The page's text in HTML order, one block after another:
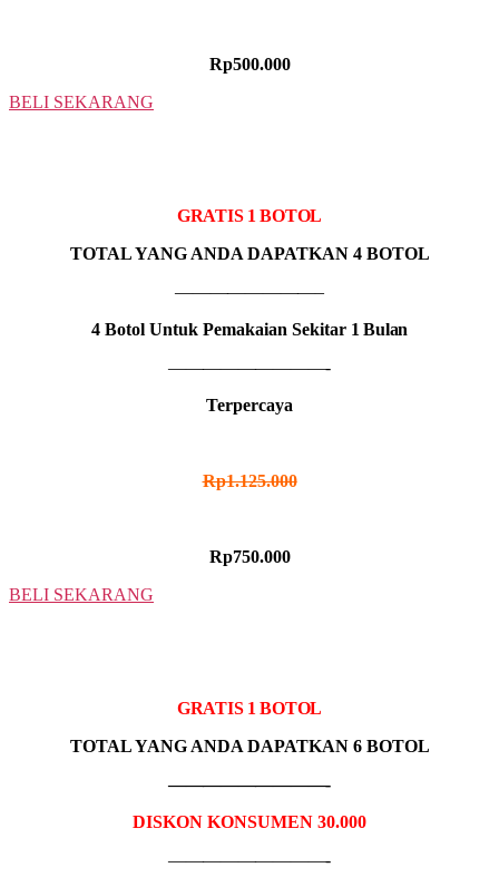
Rp500.000
BELI SEKARANG
GRATIS 1 BOTOL
TOTAL YANG ANDA DAPATKAN 4 BOTOL
————————–
4 Botol Untuk Pemakaian Sekitar 1 Bulan
—————————-
Terpercaya
Rp1.125.000
Rp750.000
BELI SEKARANG
GRATIS 1 BOTOL
TOTAL YANG ANDA DAPATKAN 6 BOTOL
—————————-
DISKON KONSUMEN 30.000
—————————-